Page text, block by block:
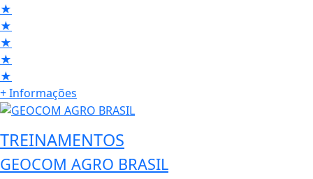
★
★
★
★
★
+ Informações
TREINAMENTOS
GEOCOM AGRO BRASIL